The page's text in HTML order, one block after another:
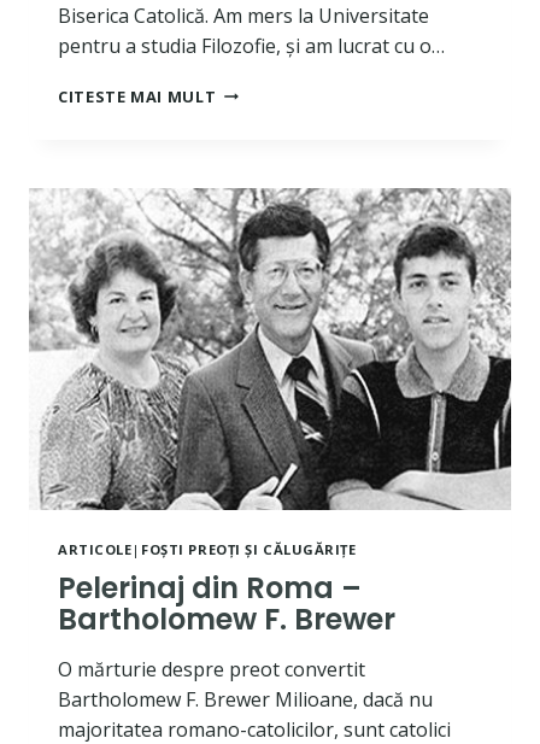
Biserica Catolică. Am mers la Universitate
pentru a studia Filozofie, și am lucrat cu o…
CITESTE MAI MULT MÂNTUIT
LITURGHIEI
ARTICOLE | FOȘTI PREOȚI ȘI CĂLUGĂRIȚE
Pelerinaj din Roma –
Bartholomew F. Brewer
O mărturie despre preot convertit
Bartholomew F. Brewer Milioane, dacă nu
majoritatea romano-catolicilor, sunt catolici